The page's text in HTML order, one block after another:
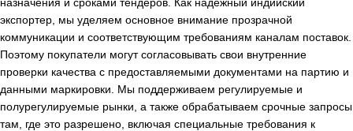
экспортер, мы уделяем основное внимание прозрачной
коммуникации и соответствующим требованиям каналам поставок.
Поэтому покупатели могут согласовывать свои внутренние
проверки качества с предоставляемыми документами на партию и
данными маркировки. Мы поддерживаем регулируемые и
полурегулируемые рынки, а также обрабатываем срочные запросы
там, где это разрешено, включая специальные требования к